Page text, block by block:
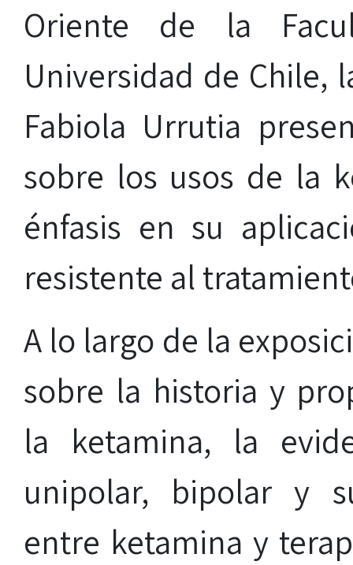
Oriente de la
Universidad de Chile,
Fabiola Urrutia
sobre los usos de la
énfasis en su
resistente al
A lo largo de la
sobre la historia y
la ketamina, la
unipolar, bipolar y
entre ketamina y